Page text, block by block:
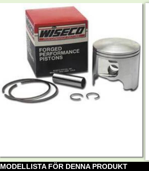
MODELLISTA FÖR DENNA PRODUKT